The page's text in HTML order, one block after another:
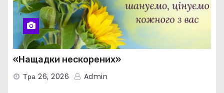
«Нащадки нескорених»
Тра 26, 2026 Admin